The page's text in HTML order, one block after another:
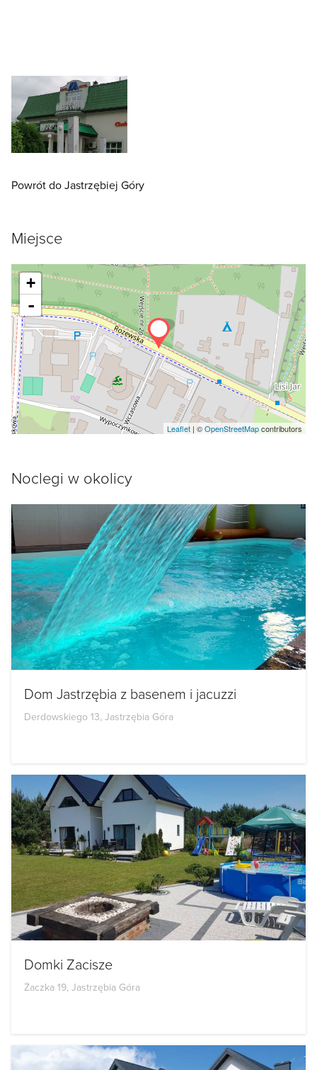
Powrót do Jastrzębiej Góry
Miejsce
+
-
Leaflet | ©OpenStreetMapcontributors
Noclegi w okolicy
Dom Jastrzębia z basenem i jacuzzi
Derdowskiego 13, Jastrzębia Góra
Domki Zacisze
Żaczka 19, Jastrzębia Góra